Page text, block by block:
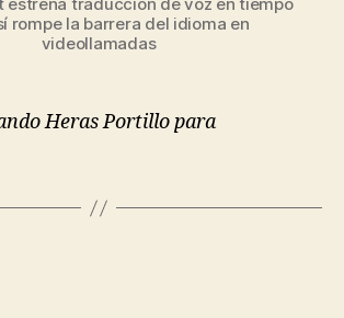
rompe la barrera del idioma en
videollamadas
Heras Portillo para